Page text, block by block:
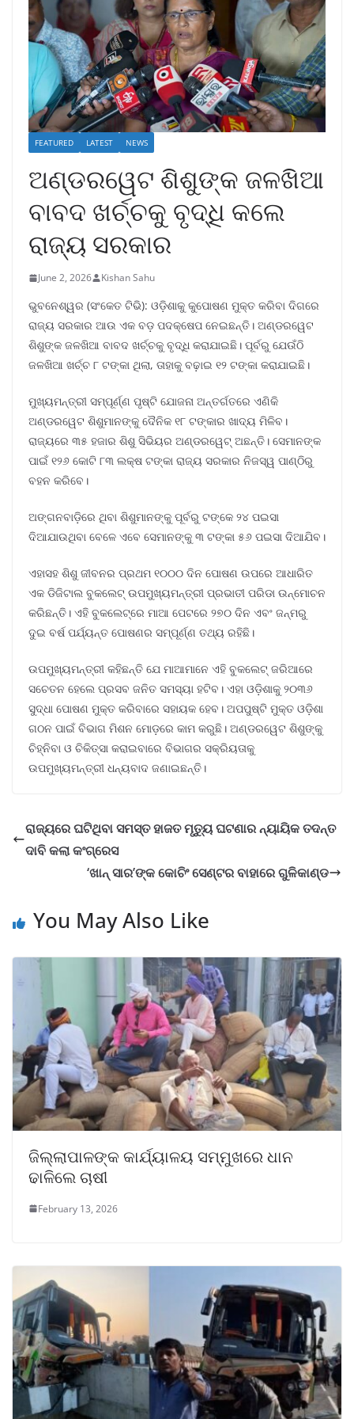
FEATURED LATEST NEWS
ଅଣ୍ଡରୱେଟ ଶିଶୁଙ୍କ ଜଳଖିଆ
ବାବଦ ଖର୍ଚ୍ଚକୁ ବୃଦ୍ଧି କଲେ
ରାଜ୍ୟ ସରକାର
June 2, 2026 Kishan Sahu
ଭୁବନେଶ୍ୱର (ସଂକେତ ଟିଭି): ଓଡ଼ିଶାକୁ କୁପୋଷଣ ମୁକ୍ତ କରିବା ଦିଗରେ
ରାଜ୍ୟ ସରକାର ଆଉ ଏକ ବଡ଼ ପଦକ୍ଷେପ ନେଇଛନ୍ତି। ଅଣ୍ଡରୱେଟ
ଶିଶୁଙ୍କ ଜଳଖିଆ ବାବଦ ଖର୍ଚ୍ଚକୁ ବୃଦ୍ଧି କରାଯାଇଛି। ପୂର୍ବରୁ ଯେଉଁଠି
ଜଳଖିଆ ଖର୍ଚ୍ଚ ୮ ଟଙ୍କା ଥିଲା, ତାହାକୁ ବଢ଼ାଇ ୧୨ ଟଙ୍କା କରାଯାଇଛି।
ମୁଖ୍ୟମନ୍ତ୍ରୀ ସମ୍ପୂର୍ଣ୍ଣ ପୃଷ୍ଟି ଯୋଜନା ଅନ୍ତର୍ଗତରେ ଏଣିକି
ଅଣ୍ଡରୱେଟ ଶିଶୁମାନଙ୍କୁ ଦୈନିକ ୧୮ ଟଙ୍କାର ଖାଦ୍ୟ ମିଳିବ।
ରାଜ୍ୟରେ ୩୫ ହଜାର ଶିଶୁ ସିଭିୟର ଅଣ୍ଡରୱେଟ୍ ଅଛନ୍ତି। ସେମାନଙ୍କ
ପାଇଁ ୧୨୬ କୋଟି ୮୩ ଲକ୍ଷ ଟଙ୍କା ରାଜ୍ୟ ସରକାର ନିଜସ୍ୱ ପାଣ୍ଠିରୁ
ବହନ କରିବେ।
ଅଙ୍ଗନବାଡ଼ିରେ ଥିବା ଶିଶୁମାନଙ୍କୁ ପୂର୍ବରୁ ଟଙ୍କେ ୨୪ ପଇସା
ଦିଆଯାଉଥିବା ବେଳେ ଏବେ ସେମାନଙ୍କୁ ୩ ଟଙ୍କା ୫୬ ପଇସା ଦିଆଯିବ।
ଏହାସହ ଶିଶୁ ଜୀବନର ପ୍ରଥମ ୧୦୦୦ ଦିନ ପୋଷଣ ଉପରେ ଆଧାରିତ
ଏକ ଡିଜିଟାଲ ବୁକଲେଟ୍ ଉପମୁଖ୍ୟମନ୍ତ୍ରୀ ପ୍ରଭାତୀ ପରିଡା ଉନ୍ମୋଚନ
କରିଛନ୍ତି। ଏହି ବୁକଲେଟ୍ରେ ମାଆ ପେଟରେ ୨୭୦ ଦିନ ଏବଂ ଜନ୍ମରୁ
ଦୁଇ ବର୍ଷ ପର୍ଯ୍ୟନ୍ତ ପୋଷଣର ସମ୍ପୂର୍ଣ୍ଣ ତଥ୍ୟ ରହିଛି।
ଉପମୁଖ୍ୟମନ୍ତ୍ରୀ କହିଛନ୍ତି ଯେ ମାଆମାନେ ଏହି ବୁକଲେଟ୍ ଜରିଆରେ
ସଚେତନ ହେଲେ ପ୍ରସବ ଜନିତ ସମସ୍ୟା ହଟିବ। ଏହା ଓଡ଼ିଶାକୁ ୨୦୩୬
ସୁଦ୍ଧା ପୋଷଣ ମୁକ୍ତ କରିବାରେ ସହାୟକ ହେବ। ଅପପୁଷ୍ଟି ମୁକ୍ତ ଓଡ଼ିଶା
ଗଠନ ପାଇଁ ବିଭାଗ ମିଶନ ମୋଡ଼ରେ କାମ କରୁଛି। ଅଣ୍ଡରୱେଟ ଶିଶୁଙ୍କୁ
ଚିହ୍ନିବା ଓ ଚିକିତ୍ସା କରାଇବାରେ ବିଭାଗର ସକ୍ରିୟତାକୁ
ଉପମୁଖ୍ୟମନ୍ତ୍ରୀ ଧନ୍ୟବାଦ ଜଣାଇଛନ୍ତି।
ରାଜ୍ୟରେ ଘଟିଥିବା ସମସ୍ତ ହାଜତ ମୃତ୍ୟୁ ଘଟଣାର ନ୍ୟାୟିକ ତଦନ୍ତ
ଦାବି କଲା କଂଗ୍ରେସ
‘ଖାନ୍ ସାର’ଙ୍କ କୋଚିଂ ସେଣ୍ଟର ବାହାରେ ଗୁଳିକାଣ୍ଡ
You May Also Like
ଜିଲ୍ଲାପାଳଙ୍କ କାର୍ଯ୍ୟାଳୟ ସମ୍ମୁଖରେ ଧାନ
ଢାଳିଲେ ଚାଷୀ
February 13, 2026